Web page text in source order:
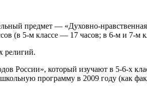
предмет — «Духовно-
(в 5-м классе — 17 часов; в 6-м и 7-м
религий.
России», который изучают в 5-6-х
программу в 2009 году (как